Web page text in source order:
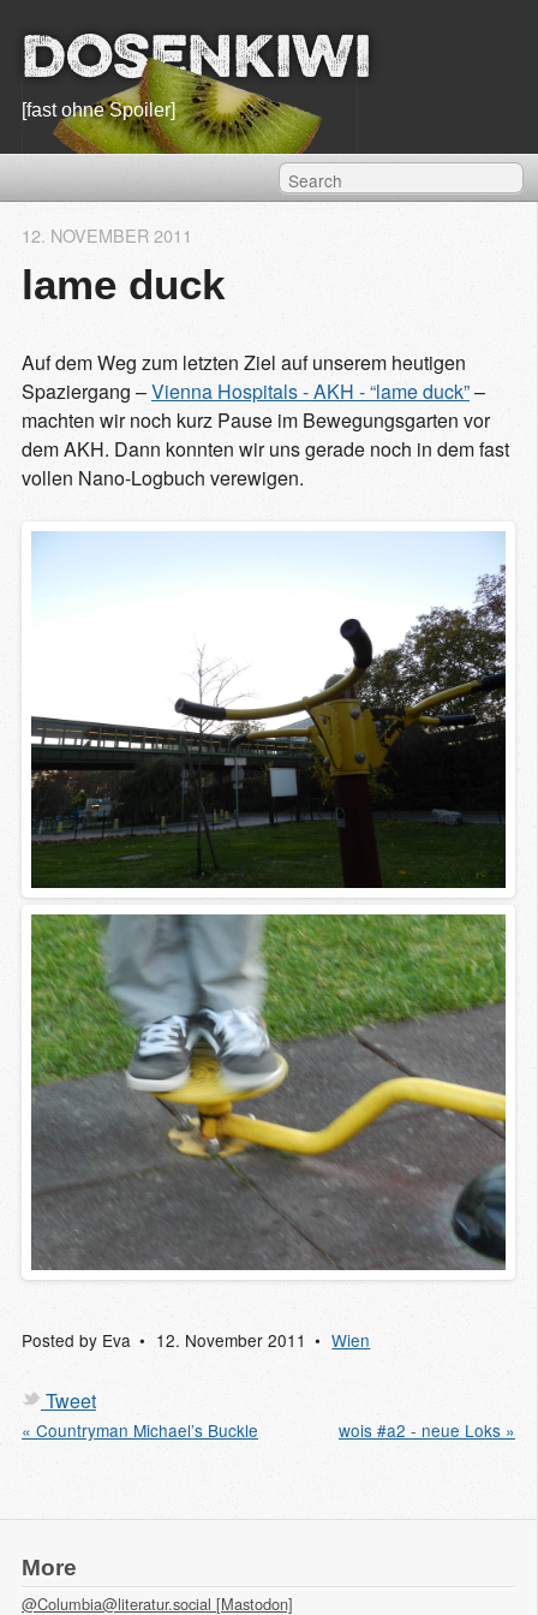
Dosenkiwi
[fast ohne Spoiler]
lame duck
12. NOVEMBER 2011
Auf dem Weg zum letzten Ziel auf unserem heutigen
Spaziergang –Vienna Hospitals - AKH - “lame duck”–
machten wir noch kurz Pause im Bewegungsgarten vor
dem AKH. Dann konnten wir uns gerade noch in dem fast
vollen Nano-Logbuch verewigen.
Posted by Eva 12. November 2011 Wien
Tweet
« Countryman Michael’s Buckle wois #a2 - neue Loks »
More
@Columbia@literatur.social [Mastodon]